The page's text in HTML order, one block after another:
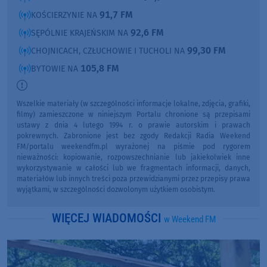
KOŚCIERZYNIE NA 91,7 FM
SĘPÓLNIE KRAJEŃSKIM NA 92,6 FM
CHOJNICACH, CZŁUCHOWIE I TUCHOLI NA 99,30 FM
BYTOWIE NA 105,8 FM
Wszelkie materiały (w szczególności informacje lokalne, zdjęcia, grafiki,
filmy) zamieszczone w niniejszym Portalu chronione są przepisami
ustawy z dnia 4 lutego 1994 r. o prawie autorskim i prawach
pokrewnych. Zabronione jest bez zgody Redakcji Radia Weekend
FM/portalu weekendfm.pl wyrażonej na piśmie pod rygorem
nieważności: kopiowanie, rozpowszechnianie lub jakiekolwiek inne
wykorzystywanie w całości lub we fragmentach informacji, danych,
materiałów lub innych treści poza przewidzianymi przez przepisy prawa
wyjątkami, w szczególności dozwolonym użytkiem osobistym.
WIĘCEJ WIADOMOŚCI w Weekend FM